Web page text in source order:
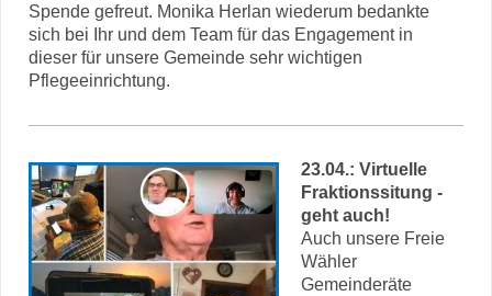
Spende gefreut. Monika Herlan wiederum bedankte
sich bei Ihr und dem Team für das Engagement in
dieser für unsere Gemeinde sehr wichtigen
Pflegeeinrichtung.
23.04.: Virtuelle
Fraktionssitung -
geht auch!
Auch unsere Freie
Wähler
Gemeinderäte